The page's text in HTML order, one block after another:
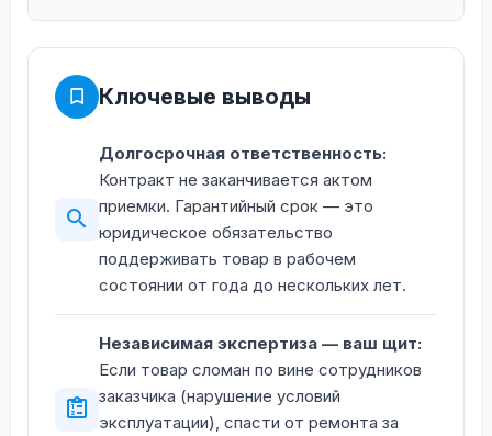
Ключевые выводы
Долгосрочная ответственность:
Контракт не заканчивается актом
приемки. Гарантийный срок — это
юридическое обязательство
поддерживать товар в рабочем
состоянии от года до нескольких лет.
Независимая экспертиза — ваш щит:
Если товар сломан по вине сотрудников
заказчика (нарушение условий
эксплуатации), спасти от ремонта за